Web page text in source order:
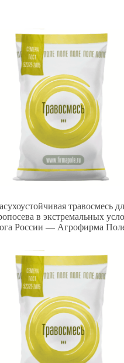
травосмесь
в экстремальных
России — Агрофирма